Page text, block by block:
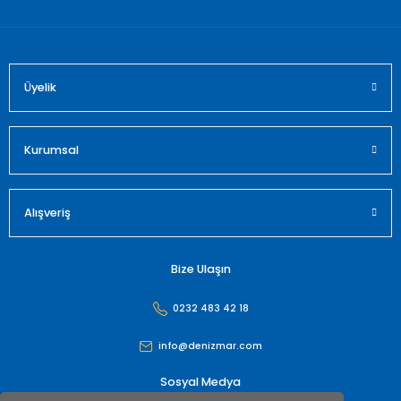
Üyelik
Kurumsal
Alışveriş
Bize Ulaşın
0232 483 42 18
info@denizmar.com
Sosyal Medya